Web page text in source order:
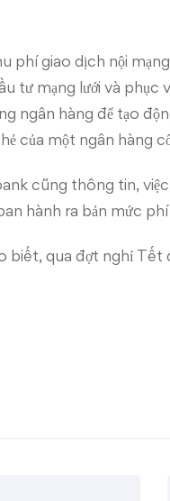
phí giao dịch nội
tư mạng lưới và
ngân hàng để tạo
của một ngân hàng
cũng thông tin,
hành ra bản mức
biết, qua đợt nghỉ Tết